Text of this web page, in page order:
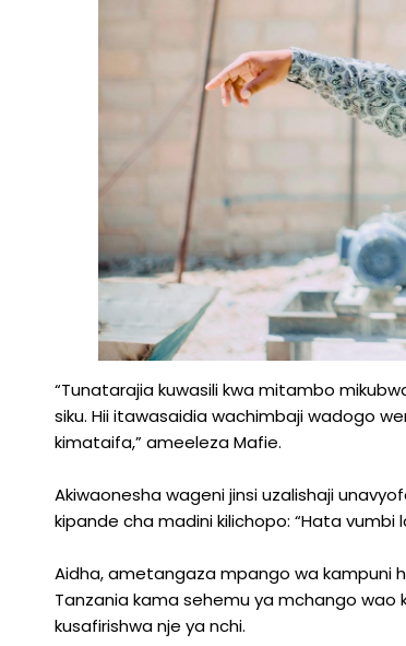
“Tunatarajia kuwasili kwa mitambo
siku. Hii itawasaidia wachimbaji wadogo
kimataifa,” ameeleza Mafie.
Akiwaonesha wageni jinsi uzalishaji
kipande cha madini kilichopo: “Hata
Aidha, ametangaza mpango wa kampuni
Tanzania kama sehemu ya mchango wao
kusafirishwa nje ya nchi.